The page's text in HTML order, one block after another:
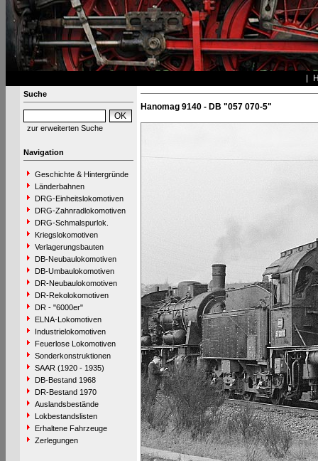
Suche
zur erweiterten Suche
Navigation
Geschichte & Hintergründe
Länderbahnen
DRG-Einheitslokomotiven
DRG-Zahnradlokomotiven
DRG-Schmalspurlok.
Kriegslokomotiven
Verlagerungsbauten
DB-Neubaulokomotiven
DB-Umbaulokomotiven
DR-Neubaulokomotiven
DR-Rekolokomotiven
DR - "6000er"
ELNA-Lokomotiven
Industrielokomotiven
Feuerlose Lokomotiven
Sonderkonstruktionen
SAAR (1920 - 1935)
DB-Bestand 1968
DR-Bestand 1970
Auslandsbestände
Lokbestandslisten
Erhaltene Fahrzeuge
Zerlegungen
Hanomag 9140 - DB "057 070-5"